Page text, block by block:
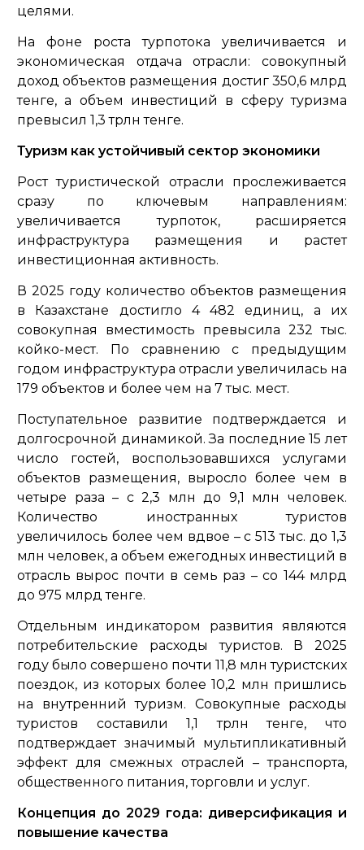
целями.
На фоне роста турпотока увеличивается и
экономическая отдача отрасли: совокупный
доход объектов размещения достиг 350,6 млрд
тенге, а объем инвестиций в сферу туризма
превысил 1,3 трлн тенге.
Туризм как устойчивый сектор экономики
Рост туристической отрасли прослеживается
сразу по ключевым направлениям:
увеличивается турпоток, расширяется
инфраструктура размещения и растет
инвестиционная активность.
В 2025 году количество объектов размещения
в Казахстане достигло 4 482 единиц, а их
совокупная вместимость превысила 232 тыс.
койко-мест. По сравнению с предыдущим
годом инфраструктура отрасли увеличилась на
179 объектов и более чем на 7 тыс. мест.
Поступательное развитие подтверждается и
долгосрочной динамикой. За последние 15 лет
число гостей, воспользовавшихся услугами
объектов размещения, выросло более чем в
четыре раза – с 2,3 млн до 9,1 млн человек.
Количество иностранных туристов
увеличилось более чем вдвое – с 513 тыс. до 1,3
млн человек, а объем ежегодных инвестиций в
отрасль вырос почти в семь раз – со 144 млрд
до 975 млрд тенге.
Отдельным индикатором развития являются
потребительские расходы туристов. В 2025
году было совершено почти 11,8 млн туристских
поездок, из которых более 10,2 млн пришлись
на внутренний туризм. Совокупные расходы
туристов составили 1,1 трлн тенге, что
подтверждает значимый мультипликативный
эффект для смежных отраслей – транспорта,
общественного питания, торговли и услуг.
Концепция до 2029 года: диверсификация и
повышение качества